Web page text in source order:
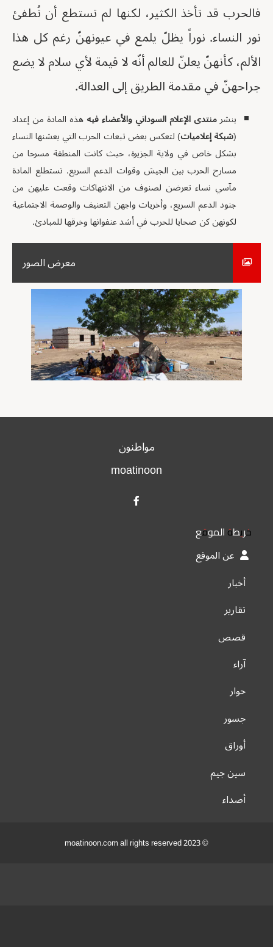
فالحرب قد تأخذ الكثير، لكنها لم تستطع أن تُطفئ
نور النساء. نوراً يظلّ يلمع في عيونهنّ رغم كل هذا
الألم، كأنهنّ يعلنّ للعالم أنّه لا قيمة لأي سلام لا يضع
جراحهنّ في مقدمة الطريق إلى العدالة.
ينشرمنتدى الإعلام السوداني والأعضاء فيههذه المادة من إعداد
(شبكة إعلاميات) لتعكس بعض تبعات الحرب التي يعشنها النساء
بشكل خاص في ولاية الجزيرة، حيث كانت المنطقة مسرحا من
مسارح الحرب بين الجيش وقوات الدعم السريع. تستطلع المادة
مآسي نساء تعرضن لصنوف من الانتهاكات وقعت عليهن من
جنود الدعم السريع، وأخريات واجهن التعنيف والوصمة الاجتماعية
لكونهن كن ضحايا للحرب في أشد عنفوانها وخرقها للمبادئ.
معرض الصور
مواطنون
moatinoon
خريطة الموقع
عن الموقع
أخبار
تقارير
قصص
آراء
حوار
جسور
أوراق
سين جيم
أصداء
© 2023 moatinoon.com all rights reserved